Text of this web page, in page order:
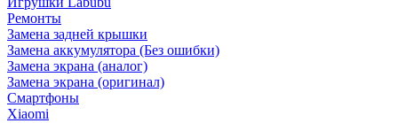
Ремонты
Замена задней крышки
Замена аккумулятора (Без ошибки)
Замена экрана (аналог)
Замена экрана (оригинал)
Смартфоны
Xiaomi